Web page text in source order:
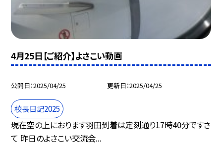
4月25日【ご紹介】よさこい動画
公開日 2025/04/25 更新日 2025/04/25
校長日記2025
現在空の上におります羽田到着は定刻通り17時40分ですさ
て 昨日のよさこい交流会...